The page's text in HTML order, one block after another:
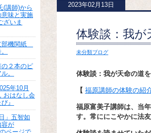
2023年02月13日
体験談：我
未分類ブログ
体験談：我が天命の道
【 福原講師の体験の紹
福原富美子講師は、当
す。常ににこやかに法
(講師)から
味と実施
ざいま
部機関紙
２本のピ
。
年10月
おはなし会
』
」五智如
容が